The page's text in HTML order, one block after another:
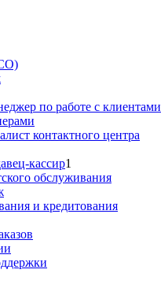
по работе с клиентами
контактного центра
кассир1
обслуживания
и кредитования